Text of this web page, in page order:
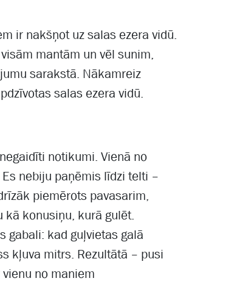
ir nakšņot uz salas ezera vidū.
mantām un vēl sunim,
sarakstā. Nākamreiz
salas ezera vidū.
notikumi. Vienā no
nebiju paņēmis līdzi telti –
piemērots pavasarim,
kā konusiņu, kurā gulēt.
gabali: kad guļvietas galā
kļuva mitrs. Rezultātā – pusi
no maniem